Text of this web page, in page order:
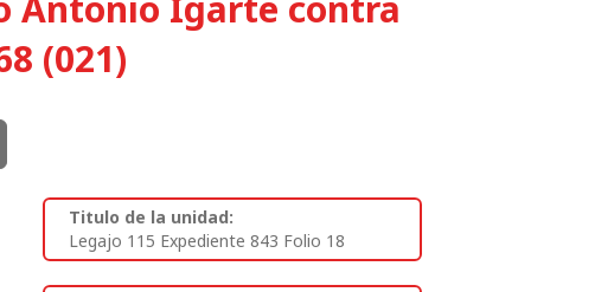
(021)
Titulo de la unidad:
Legajo 115 Expediente 843 Folio 18